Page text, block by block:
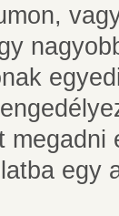
egy